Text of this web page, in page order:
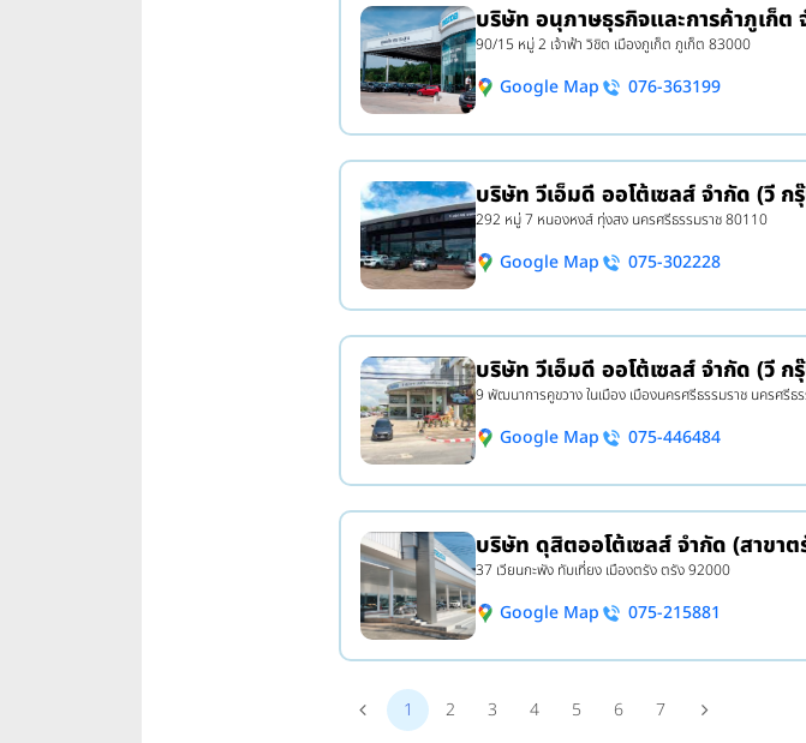
บริษัท อนุภาษธุรกิจและการค้าภูเก็ต
90/15 หมู่ 2 เจ้าฟ้า วิชิต เมืองภูเก็ต ภูเก็ต 83000
Google Map 076-363199
บริษัท วีเอ็มดี ออโต้เซลส์ จำกัด (วี ก
292 หมู่ 7 หนองหงส์ ทุ่งสง นครศรีธรรมราช 80110
Google Map 075-302228
บริษัท วีเอ็มดี ออโต้เซลส์ จำกัด (วี ก
9 พัฒนาการคูขวาง ในเมือง เมืองนครศรีธรรมราช นครศรีธ
Google Map 075-446484
บริษัท ดุสิตออโต้เซลส์ จำกัด (สาขาต
37 เวียนกะพัง ทับเที่ยง เมืองตรัง ตรัง 92000
Google Map 075-215881
1 2 3 4 5 6 7